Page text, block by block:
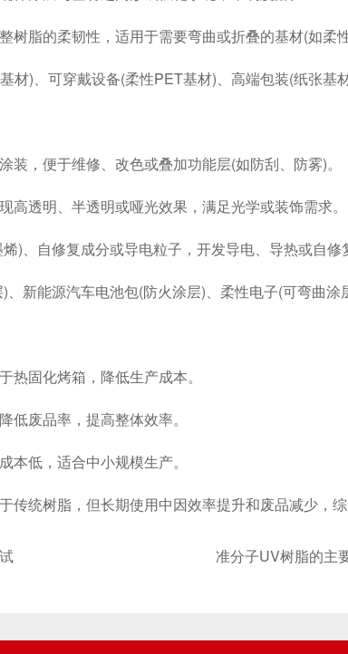
脂的柔韧性，适用于需要弯曲或折叠的基材(如柔性
)、可穿戴设备(柔性PET基材)、高端包装(纸张基材
，便于维修、改色或叠加功能层(如防刮、防雾)。
透明、半透明或哑光效果，满足光学或装饰需求。
自修复成分或导电粒子，开发导电、导热或自修
能源汽车电池包(防火涂层)、柔性电子(可弯曲涂
固化烤箱，降低生产成本。
废品率，提高整体效率。
低，适合中小规模生产。
统树脂，但长期使用中因效率提升和废品减少，综
准分子UV树脂的主